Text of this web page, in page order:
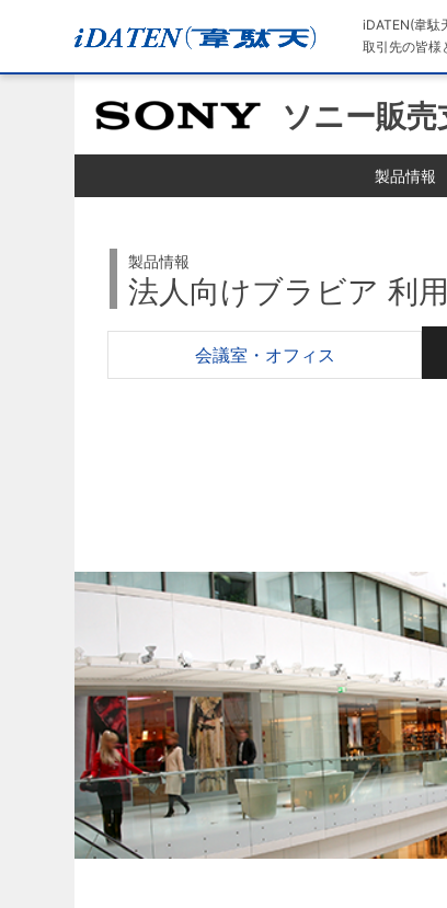
iDATEN(韋駄
取引先の皆様
ソニー販売
製品情報
製品情報
法人向けブラビア 利
会議室・オフィス